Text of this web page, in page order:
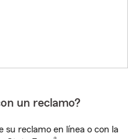
un reclamo?
su reclamo en línea o con la